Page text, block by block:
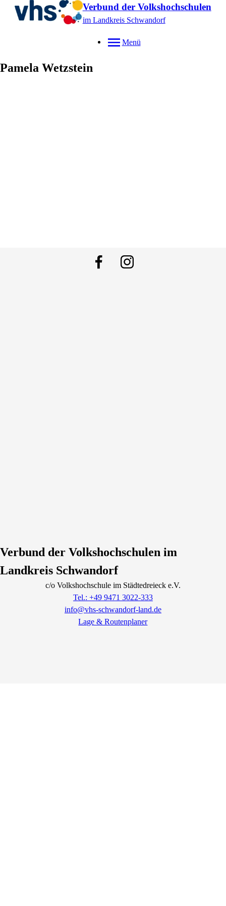
Verbund der Volkshochschulen
im Landkreis Schwandorf
Menü
Pamela Wetzstein
Verbund der Volkshochschulen im
Landkreis Schwandorf
c/o Volkshochschule im Städtedreieck e.V.
Tel.: +49 9471 3022-333
info@vhs-schwandorf-land.de
Lage & Routenplaner